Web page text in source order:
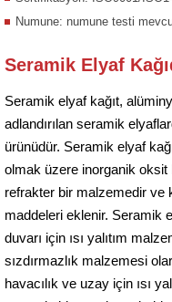
Numune: numune testi
Seramik Elyaf
Seramik elyaf kağıt,
adlandırılan seramik
ürünüdür. Seramik elyaf
olmak üzere inorganik oksit
refrakter bir malzemedir ve
maddeleri eklenir. Seramik
duvarı için ısı yalıtım
sızdırmazlık malzemesi
havacılık ve uzay için ısı